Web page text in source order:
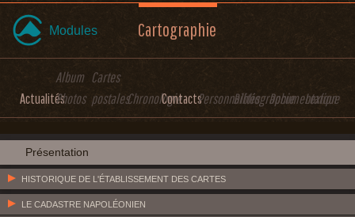
Modules Cartographie
Actualités
Album
Photos
Cartes
postalesChronologieContactsPersonnalitésBibliographieDocumentation
Lexique
Présentation
HISTORIQUE DE L'ÉTABLISSEMENT DES CARTES
LE CADASTRE NAPOLÉONIEN